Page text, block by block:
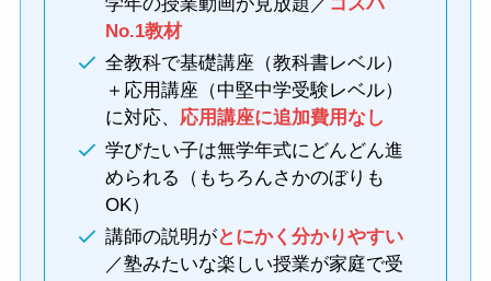
No.1教材
全教科で基礎講座（教科書レベル）
＋応用講座（中堅中学受験レベル）
に対応、 応用講座に追加費用なし
学びたい子は無学年式にどんどん進
められる（もちろんさかのぼりも
OK）
講師の説明がとにかく分かりやすい
／塾みたいな楽しい授業が家庭で受